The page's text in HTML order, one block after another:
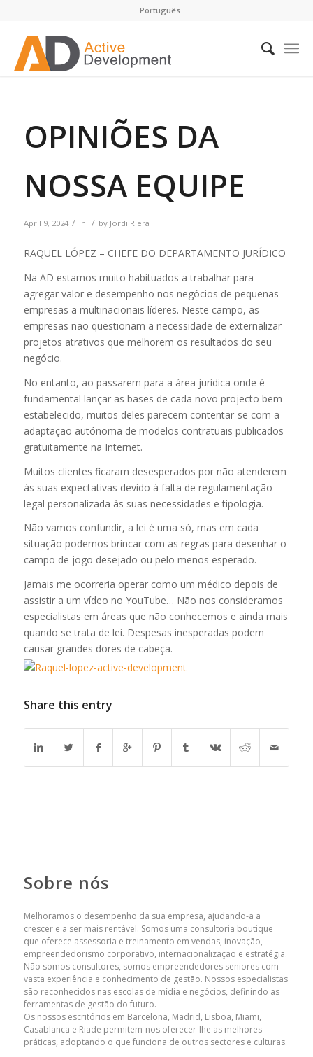
Português
OPINIÕES DA
NOSSA EQUIPE
April 9, 2024 / in / by Jordi Riera
RAQUEL LÓPEZ – CHEFE DO DEPARTAMENTO JURÍDICO
Na AD estamos muito habituados a trabalhar para
agregar valor e desempenho nos negócios de pequenas
empresas a multinacionais líderes. Neste campo, as
empresas não questionam a necessidade de externalizar
projetos atrativos que melhorem os resultados do seu
negócio.
No entanto, ao passarem para a área jurídica onde é
fundamental lançar as bases de cada novo projecto bem
estabelecido, muitos deles parecem contentar-se com a
adaptação autónoma de modelos contratuais publicados
gratuitamente na Internet.
Muitos clientes ficaram desesperados por não atenderem
às suas expectativas devido à falta de regulamentação
legal personalizada às suas necessidades e tipologia.
Não vamos confundir, a lei é uma só, mas em cada
situação podemos brincar com as regras para desenhar o
campo de jogo desejado ou pelo menos esperado.
Jamais me ocorreria operar como um médico depois de
assistir a um vídeo no YouTube… Não nos consideramos
especialistas em áreas que não conhecemos e ainda mais
quando se trata de lei. Despesas inesperadas podem
causar grandes dores de cabeça.
Share this entry
Sobre nós
Melhoramos o desempenho da sua empresa, ajudando-a a
crescer e a ser mais rentável. Somos uma consultoria boutique
que oferece assessoria e treinamento em vendas, inovação,
empreendedorismo corporativo, internacionalização e estratégia.
Não somos consultores, somos empreendedores seniores com
vasta experiência e conhecimento de gestão. Nossos especialistas
são reconhecidos nas escolas de mídia e negócios, definindo as
ferramentas de gestão do futuro.
Os nossos escritórios em Barcelona, ​​Madrid, Lisboa, Miami,
Casablanca e Riade permitem-nos oferecer-lhe as melhores
práticas, adoptando o que funciona de outros sectores e culturas.